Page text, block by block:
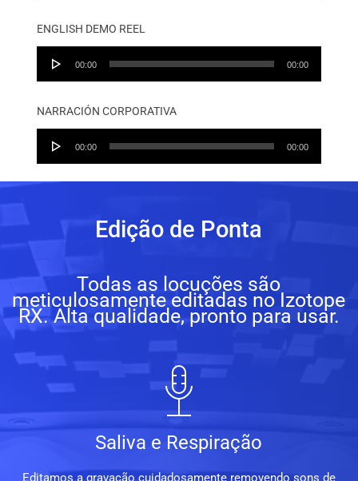
ENGLISH DEMO REEL
Audio
00:00 00:00
NARRACIÓN CORPORATIVA
Audio
00:00 00:00
Edição de Ponta
Todas as locuções são
meticulosamente editadas no Izotope
RX. Alta qualidade, pronto para usar.
Saliva e Respiração